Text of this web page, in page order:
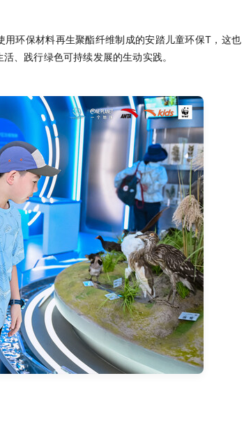
环保材料再生聚酯纤维制成的安踏儿童环保T，这也
、践行绿色可持续发展的生动实践。